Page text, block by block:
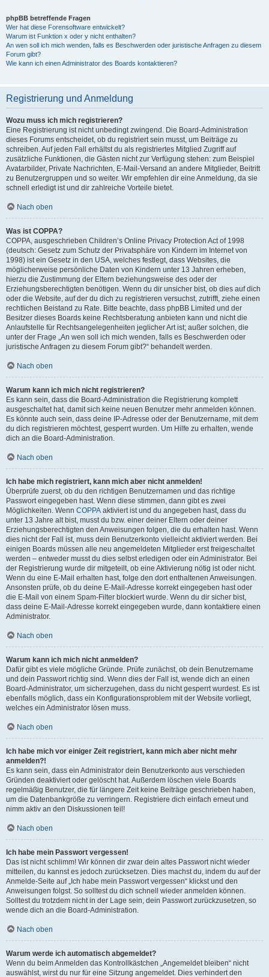
phpBB betreffende Fragen
Wer hat diese Forensoftware entwickelt?
Warum ist Funktion x oder y nicht enthalten?
An wen soll ich mich wenden, falls es Beschwerden oder juristische Anfragen zu diesem
Forum gibt?
Wie kann ich einen Administrator des Boards kontaktieren?
Registrierung und Anmeldung
Wozu muss ich mich registrieren?
Eine Registrierung ist nicht unbedingt zwingend. Die Board-Administration
dieses Forums entscheidet, ob du registriert sein musst, um Beiträge zu
schreiben. Auf jeden Fall erhältst du als registriertes Mitglied Zugriff auf
zusätzliche Funktionen, die Gästen nicht zur Verfügung stehen: zum Beispiel
Avatarbilder, Private Nachrichten, E-Mail-Versand an andere Mitglieder, Beitritt
zu Benutzergruppen und so weiter. Wir empfehlen dir eine Anmeldung, da sie
schnell erledigt ist und dir zahlreiche Vorteile bietet.
Nach oben
Was ist COPPA?
COPPA, ausgeschrieben Children’s Online Privacy Protection Act of 1998
(deutsch: Gesetz zum Schutz der Privatsphäre von Kindern im Internet von
1998) ist ein Gesetz in den USA, welches festlegt, dass Websites, die
möglicherweise persönliche Daten von Kindern unter 13 Jahren erheben,
hierzu die Zustimmung der Eltern beziehungsweise des oder der
Erziehungsberechtigten benötigen. Wenn du dir unsicher bist, ob dies auf dich
oder die Website, auf der du dich zu registrieren versuchst, zutrifft, ziehe einen
rechtlichen Beistand zu Rate. Bitte beachte, dass phpBB Limited und der
Besitzer dieses Boards keine Rechtsberatung anbieten kann und nicht die
Anlaufstelle für Rechtsangelegenheiten jeglicher Art ist; außer solchen, die
unter der Frage „An wen soll ich mich wenden, falls es Beschwerden oder
juristische Anfragen zu diesem Forum gibt?“ behandelt werden.
Nach oben
Warum kann ich mich nicht registrieren?
Es kann sein, dass die Board-Administration die Registrierung komplett
ausgeschaltet hat, damit sich keine neuen Benutzer mehr anmelden können.
Es könnte auch sein, dass deine IP-Adresse oder der Benutzername, mit dem
du dich registrieren möchtest, gesperrt wurden. Um Hilfe zu erhalten, wende
dich an die Board-Administration.
Nach oben
Ich habe mich registriert, kann mich aber nicht anmelden!
Überprüfe zuerst, ob du den richtigen Benutzernamen und das richtige
Passwort eingegeben hast. Wenn diese stimmen, dann gibt es zwei
Möglichkeiten. Wenn COPPA aktiviert ist und du angegeben hast, dass du
unter 13 Jahre alt bist, musst du bzw. einer deiner Eltern oder deiner
Erziehungsberechtigten den Anweisungen folgen, die du erhalten hast. Wenn
dies nicht der Fall ist, muss dein Benutzerkonto vielleicht aktiviert werden. Bei
einigen Boards müssen alle neu angemeldeten Mitglieder erst freigeschaltet
werden – entweder musst du dies selbst erledigen oder ein Administrator. Bei
der Registrierung wurde dir mitgeteilt, ob eine Aktivierung nötig ist oder nicht.
Wenn du eine E-Mail erhalten hast, folge den dort enthaltenen Anweisungen.
Ansonsten prüfe, ob du deine E-Mail-Adresse korrekt eingegeben hast oder
die E-Mail von einem Spam-Filter blockiert wurde. Wenn du dir sicher bist,
dass deine E-Mail-Adresse korrekt eingegeben wurde, dann kontaktiere einen
Administrator.
Nach oben
Warum kann ich mich nicht anmelden?
Dafür gibt es viele mögliche Gründe. Prüfe zunächst, ob dein Benutzername
und dein Passwort richtig sind. Wenn dies der Fall ist, wende dich an einen
Board-Administrator, um sicherzugehen, dass du nicht gesperrt wurdest. Es ist
ebenfalls möglich, dass ein Konfigurationsproblem mit der Website vorliegt,
welches ein Administrator lösen muss.
Nach oben
Ich habe mich vor einiger Zeit registriert, kann mich aber nicht mehr
anmelden?!
Es kann sein, dass ein Administrator dein Benutzerkonto aus verschieden
Gründen deaktiviert oder gelöscht hat. Außerdem löschen viele Boards
regelmäßig Benutzer, die für längere Zeit keine Beiträge geschrieben haben,
um die Datenbankgröße zu verringern. Registriere dich einfach erneut und
nimm aktiv an den Diskussionen teil!
Nach oben
Ich habe mein Passwort vergessen!
Das ist nicht schlimm! Wir können dir zwar dein altes Passwort nicht wieder
mitteilen, du kannst es jedoch zurücksetzen. Dies machst du, indem du auf der
Anmelde-Seite auf „Ich habe mein Passwort vergessen“ klickst und den
Anweisungen folgst. So solltest du dich schnell wieder anmelden können.
Solltest du trotzdem nicht in der Lage sein, dein Passwort zurückzusetzen, so
wende dich an die Board-Administration.
Nach oben
Warum werde ich automatisch abgemeldet?
Wenn du beim Anmelden das Kontrollkästchen „Angemeldet bleiben“ nicht
auswählst, wirst du nur für eine Sitzung angemeldet. Dies verhindert den